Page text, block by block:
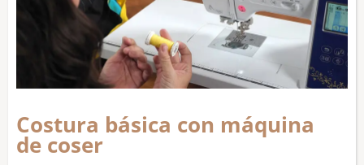
Costura básica con máquina
de coser